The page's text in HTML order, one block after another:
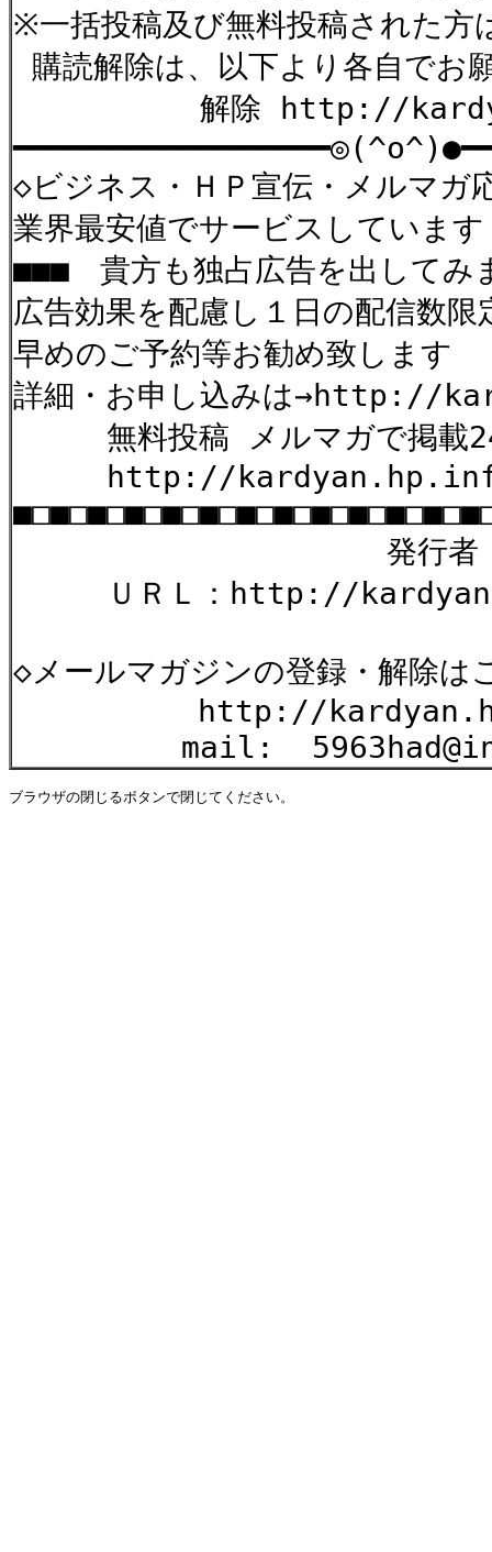
※一括投稿及び無料投稿された方
購読解除は、以下より各自でお
解除 http://
◇ビジネス・ＨＰ宣伝・メルマガ
業界最安値でサービスしています
■■■ 貴方も独占広告を出して
広告効果を配慮し１日の配信数限
早めのご予約等お勧め致します
詳細・お申し込みは
無料投稿 メルマガで掲載
http://
発行者：た
ＵＲＬ：http://
◇メールマガジンの登録・解除
http://
mail:
ブラウザの閉じるボタンで閉じてください。